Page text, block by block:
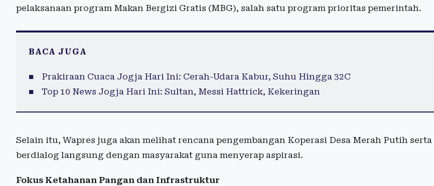
pelaksanaan program Makan Bergizi Gratis (MBG), salah satu program prioritas pemerintah.
BACA JUGA
Prakiraan Cuaca Jogja Hari Ini: Cerah-Udara Kabur, Suhu Hingga 32C
Top 10 News Jogja Hari Ini: Sultan, Messi Hattrick, Kekeringan
Selain itu, Wapres juga akan melihat rencana pengembangan Koperasi Desa Merah Putih serta
berdialog langsung dengan masyarakat guna menyerap aspirasi.
Fokus Ketahanan Pangan dan Infrastruktur